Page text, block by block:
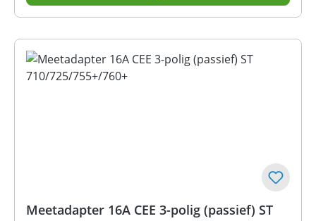
Meetadapter 16A CEE 3-polig (passief) ST